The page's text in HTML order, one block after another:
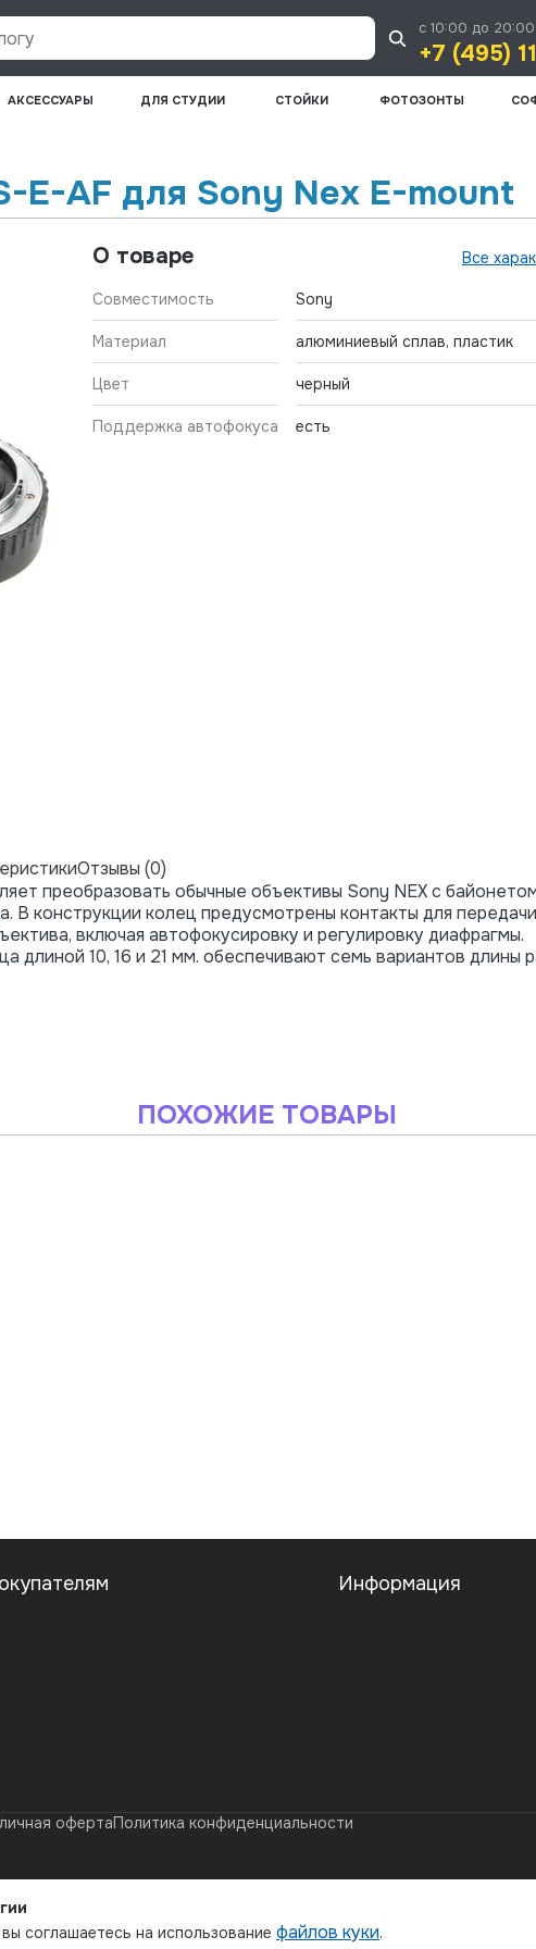
с 10:00 до 20:00
+7 (495)
АКСЕССУАРЫ ДЛЯ СТУДИИ СТОЙКИ ФОТОЗОНТЫ
E-AF для Sony Nex E-mount
О товаре Все
Совместимость Sony
Материал алюминиевый сплав, пластик
Цвет черный
Поддержка автофокуса есть
Отзывы (0)
преобразовать обычные объективы Sony NEX с
В конструкции колец предусмотрены контакты для
включая автофокусировку и регулировку диафрагмы.
длиной 10, 16 и 21 мм. обеспечивают семь вариантов длины
ПОХОЖИЕ ТОВАРЫ
Информация
офертаПолитика конфиденциальности
соглашаетесь на использование файлов куки.